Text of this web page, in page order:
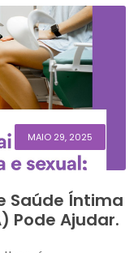
MAIO 29, 2025
Saúde Íntima
Pode Ajudar.